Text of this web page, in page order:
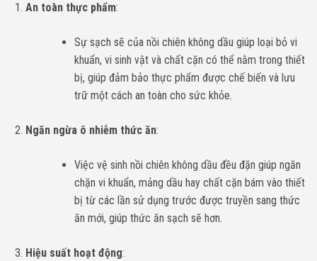
An toàn thực phẩm:
Sự sạch sẽ của nồi chiên không dầu giúp loại bỏ vi
khuẩn, vi sinh vật và chất cặn có thể nằm trong thiết
bị, giúp đảm bảo thực phẩm được chế biến và lưu
trữ một cách an toàn cho sức khỏe.
Ngăn ngừa ô nhiễm thức ăn:
Việc vệ sinh nồi chiên không dầu đều đặn giúp ngăn
chặn vi khuẩn, mảng dầu hay chất cặn bám vào thiết
bị từ các lần sử dụng trước được truyền sang thức
ăn mới, giúp thức ăn sạch sẽ hơn.
Hiệu suất hoạt động: